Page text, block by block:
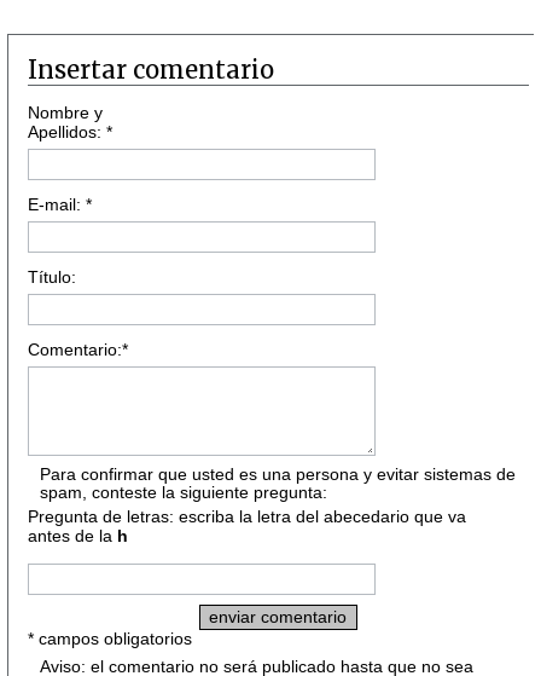
Insertar comentario
Nombre y
Apellidos: *
E-mail: *
Título:
Comentario:*
Para confirmar que usted es una persona y evitar sistemas de
spam, conteste la siguiente pregunta:
Pregunta de letras: escriba la letra del abecedario que va
antes de la h
* campos obligatorios
Aviso: el comentario no será publicado hasta que no sea